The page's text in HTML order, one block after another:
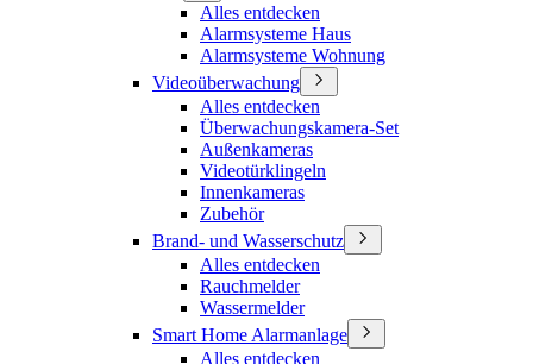
Alles entdecken
Alarmsysteme Haus
Alarmsysteme Wohnung
Videoüberwachung
Alles entdecken
Überwachungskamera-Set
Außenkameras
Videotürklingeln
Innenkameras
Zubehör
Brand- und Wasserschutz
Alles entdecken
Rauchmelder
Wassermelder
Smart Home Alarmanlage
Alles entdecken